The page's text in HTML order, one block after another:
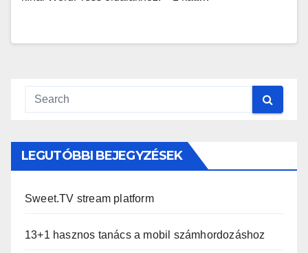
LEGUTÓBBI BEJEGYZÉSEK
Sweet.TV stream platform
13+1 hasznos tanács a mobil számhordozáshoz